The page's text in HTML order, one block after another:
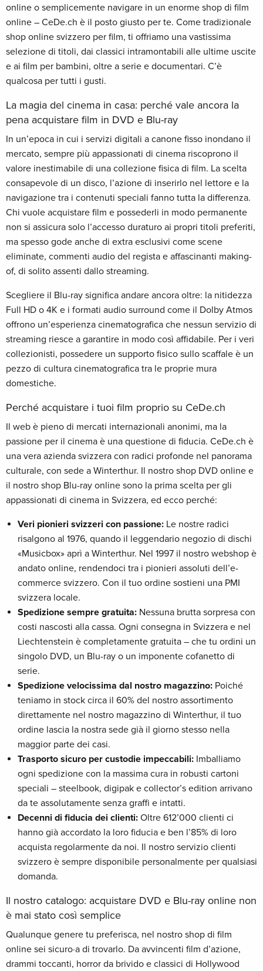
online o semplicemente navigare in un enorme shop di film
online – CeDe.ch è il posto giusto per te. Come tradizionale
shop online svizzero per film, ti offriamo una vastissima
selezione di titoli, dai classici intramontabili alle ultime uscite
e ai film per bambini, oltre a serie e documentari. C’è
qualcosa per tutti i gusti.
La magia del cinema in casa: perché vale ancora la
pena acquistare film in DVD e Blu-ray
In un’epoca in cui i servizi digitali a canone fisso inondano il
mercato, sempre più appassionati di cinema riscoprono il
valore inestimabile di una collezione fisica di film. La scelta
consapevole di un disco, l’azione di inserirlo nel lettore e la
navigazione tra i contenuti speciali fanno tutta la differenza.
Chi vuole acquistare film e possederli in modo permanente
non si assicura solo l’accesso duraturo ai propri titoli preferiti,
ma spesso gode anche di extra esclusivi come scene
eliminate, commenti audio del regista e affascinanti making-
of, di solito assenti dallo streaming.
Scegliere il Blu-ray significa andare ancora oltre: la nitidezza
Full HD o 4K e i formati audio surround come il Dolby Atmos
offrono un’esperienza cinematografica che nessun servizio di
streaming riesce a garantire in modo così affidabile. Per i veri
collezionisti, possedere un supporto fisico sullo scaffale è un
pezzo di cultura cinematografica tra le proprie mura
domestiche.
Perché acquistare i tuoi film proprio su CeDe.ch
Il web è pieno di mercati internazionali anonimi, ma la
passione per il cinema è una questione di fiducia. CeDe.ch è
una vera azienda svizzera con radici profonde nel panorama
culturale, con sede a Winterthur. Il nostro shop DVD online e
il nostro shop Blu-ray online sono la prima scelta per gli
appassionati di cinema in Svizzera, ed ecco perché:
Veri pionieri svizzeri con passione: Le nostre radici
risalgono al 1976, quando il leggendario negozio di dischi
«Musicbox» aprì a Winterthur. Nel 1997 il nostro webshop è
andato online, rendendoci tra i pionieri assoluti dell’e-
commerce svizzero. Con il tuo ordine sostieni una PMI
svizzera locale.
Spedizione sempre gratuita: Nessuna brutta sorpresa con
costi nascosti alla cassa. Ogni consegna in Svizzera e nel
Liechtenstein è completamente gratuita – che tu ordini un
singolo DVD, un Blu-ray o un imponente cofanetto di
serie.
Spedizione velocissima dal nostro magazzino: Poiché
teniamo in stock circa il 60% del nostro assortimento
direttamente nel nostro magazzino di Winterthur, il tuo
ordine lascia la nostra sede già il giorno stesso nella
maggior parte dei casi.
Trasporto sicuro per custodie impeccabili: Imballiamo
ogni spedizione con la massima cura in robusti cartoni
speciali – steelbook, digipak e collector’s edition arrivano
da te assolutamente senza graffi e intatti.
Decenni di fiducia dei clienti: Oltre 612’000 clienti ci
hanno già accordato la loro fiducia e ben l’85% di loro
acquista regolarmente da noi. Il nostro servizio clienti
svizzero è sempre disponibile personalmente per qualsiasi
domanda.
Il nostro catalogo: acquistare DVD e Blu-ray online non
è mai stato così semplice
Qualunque genere tu preferisca, nel nostro shop di film
online sei sicuro·a di trovarlo. Da avvincenti film d’azione,
drammi toccanti, horror da brivido e classici di Hollywood